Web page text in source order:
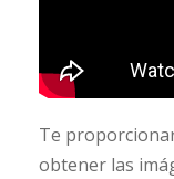
Te
obtener las